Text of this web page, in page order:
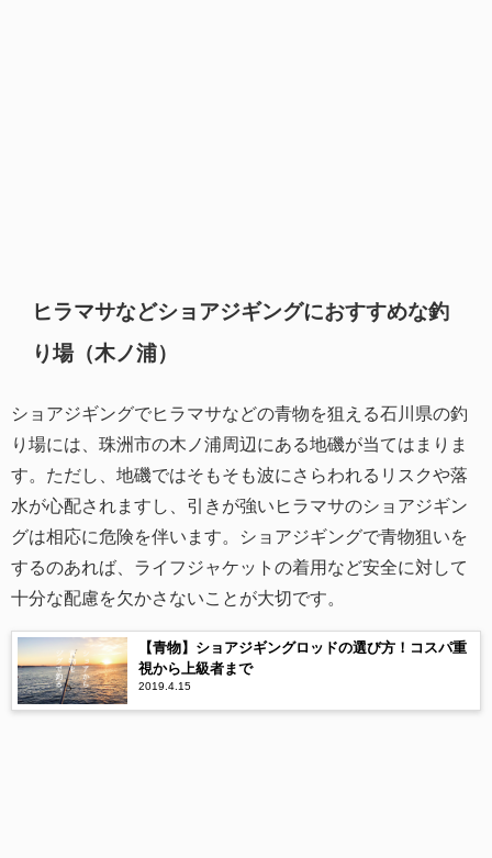
ヒラマサなどショアジギングにおすすめな釣
り場（木ノ浦）
ショアジギングでヒラマサなどの青物を狙える石川県の釣
り場には、珠洲市の木ノ浦周辺にある地磯が当てはまりま
す。ただし、地磯ではそもそも波にさらわれるリスクや落
水が心配されますし、引きが強いヒラマサのショアジギン
グは相応に危険を伴います。ショアジギングで青物狙いを
するのあれば、ライフジャケットの着用など安全に対して
十分な配慮を欠かさないことが大切です。
【青物】ショアジギングロッドの選び方！コスパ重
視から上級者まで
2019.4.15